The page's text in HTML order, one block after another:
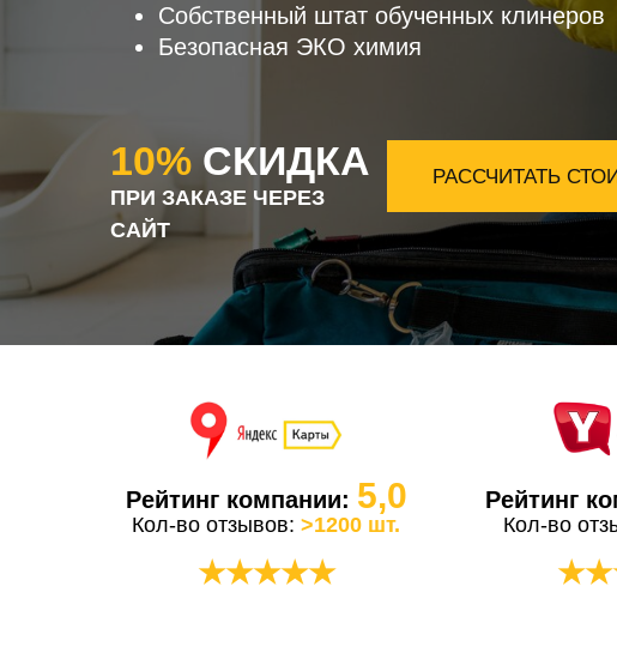
РАССЧИТАТЬ
ПРИ ЗАКАЗЕ ЧЕРЕЗ
САЙТ
Собственный штат обученных клинеров
Безопасная ЭКО химия
10% СКИДКА
Рейтинг компании: 5,0
Кол-во отзывов: >1200 шт.
★★★★★
Рейтинг
Кол-во